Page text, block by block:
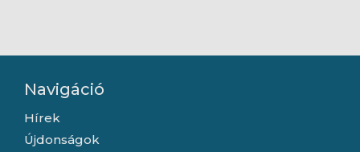
Navigáció
Hírek
Újdonságok